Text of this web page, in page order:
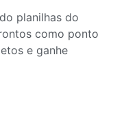
planilhas do
como ponto
e ganhe